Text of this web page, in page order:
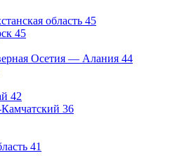
область 45
45
Осетия — Алания 44
42
36
41